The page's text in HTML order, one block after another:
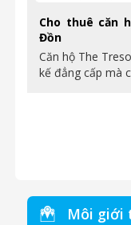
Cho thuê căn
Đồn
Căn hộ The
kế đẳng cấp mà
Môi giới